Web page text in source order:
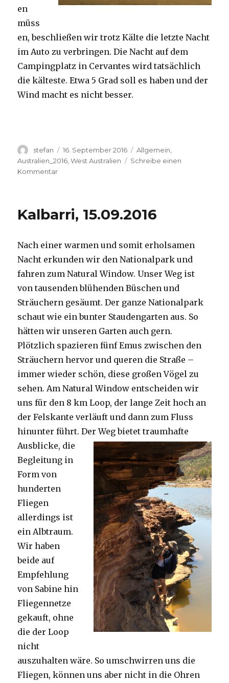
en
müss
en, beschließen wir trotz Kälte die letzte Nacht
im Auto zu verbringen. Die Nacht auf dem
Campingplatz in Cervantes wird tatsächlich
die kälteste. Etwa 5 Grad soll es haben und der
Wind macht es nicht besser.
Autor
stefan
Veröffentlicht
am
16. September 2016 Kategorien
Allgemein
Australien_2016 ,West Australien
Schreibe einen
Kommentarzu
Kalbarri, 15.09.2016
Nach einer warmen und somit erholsamen
Nacht erkunden wir den Nationalpark und
fahren zum Natural Window. Unser Weg ist
von tausenden blühenden Büschen und
Sträuchern gesäumt. Der ganze Nationalpark
schaut wie ein bunter Staudengarten aus. So
hätten wir unseren Garten auch gern.
Plötzlich spazieren fünf Emus zwischen den
Sträuchern hervor und queren die Straße –
immer wieder schön, diese großen Vögel zu
sehen. Am Natural Window entscheiden wir
uns für den 8 km Loop, der lange Zeit hoch an
der Felskante verläuft und dann zum Fluss
hinunter führt. Der Weg bietet traumhafte
Ausblicke, die
Begleitung in
Form von
hunderten
Fliegen
allerdings ist
ein Albtraum.
Wir haben
beide auf
Empfehlung
von Sabine hin
Fliegennetze
gekauft, ohne
die der Loop
nicht
auszuhalten wäre. So umschwirren uns die
Fliegen, können uns aber nicht in die Ohren